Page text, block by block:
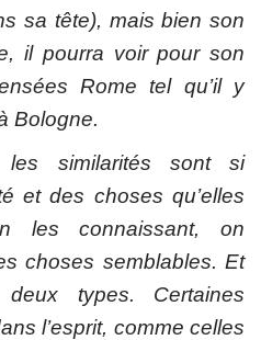
sa tête), mais bien son
il pourra voir pour son
Rome tel qu’il y
Bologne.
les similarités sont si
et des choses qu’elles
les connaissant, on
choses semblables. Et
types. Certaines
l’esprit, comme celles